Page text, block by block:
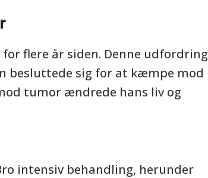
flere år siden. Denne udfordring
besluttede sig for at kæmpe mod
tumor ændrede hans liv og
intensiv behandling, herunder